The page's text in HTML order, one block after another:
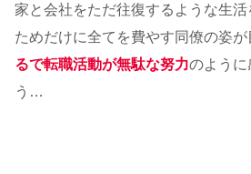
家と会社をただ往復するような生
ためだけに全てを費やす同僚の姿が
るで転職活動が無駄な努力のように
う…